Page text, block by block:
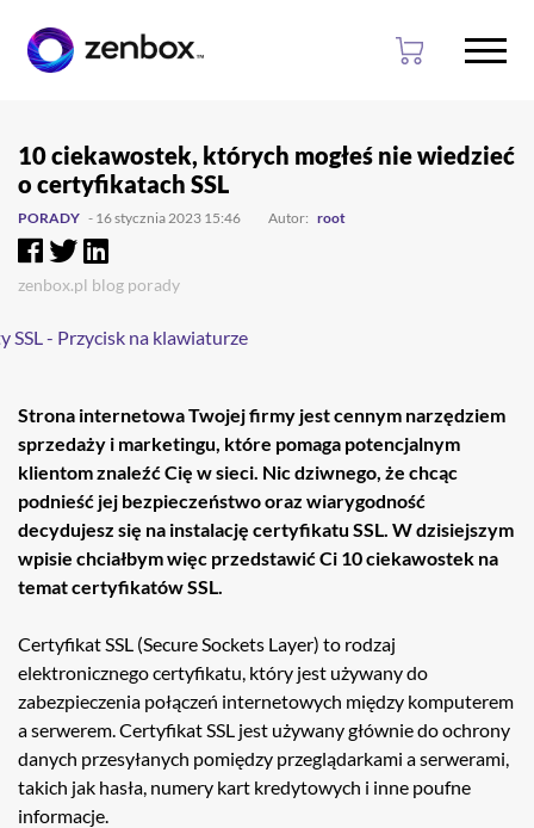
głownej
treści
stopki
PORADY - 16 stycznia 2023 15:46 Autor: root
10 ciekawostek, których mogłeś nie wiedzieć
o certyfikatach SSL
zenbox.pl blog porady
Strona internetowa Twojej firmy jest cennym narzędziem
sprzedaży i marketingu, które pomaga potencjalnym
klientom znaleźć Cię w sieci. Nic dziwnego, że chcąc
podnieść jej bezpieczeństwo oraz wiarygodność
decydujesz się na instalację certyfikatu SSL. W dzisiejszym
wpisie chciałbym więc przedstawić Ci 10 ciekawostek na
temat certyfikatów SSL.
Certyfikat SSL (Secure Sockets Layer) to rodzaj
elektronicznego certyfikatu, który jest używany do
zabezpieczenia połączeń internetowych między komputerem
a serwerem. Certyfikat SSL jest używany głównie do ochrony
danych przesyłanych pomiędzy przeglądarkami a serwerami,
takich jak hasła, numery kart kredytowych i inne poufne
informacje.